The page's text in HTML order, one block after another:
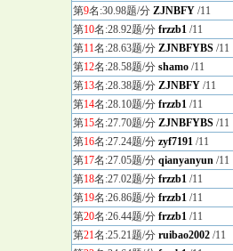
第9名:30.98题/分 ZJNBFY /11
第10名:28.92题/分 frzzb1 /11
第11名:28.63题/分 ZJNBFYBS /11
第12名:28.58题/分 shamo /11
第13名:28.38题/分 ZJNBFY /11
第14名:28.10题/分 frzzb1 /11
第15名:27.70题/分 ZJNBFYBS /11
第16名:27.24题/分 zyf7191 /11
第17名:27.05题/分 qianyanyun /11
第18名:27.02题/分 frzzb1 /11
第19名:26.86题/分 frzzb1 /11
第20名:26.44题/分 frzzb1 /11
第21名:25.21题/分 ruibao2002 /11